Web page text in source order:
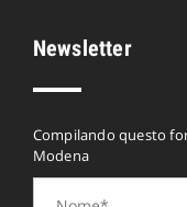
Newsletter
Compilando questo
Modena